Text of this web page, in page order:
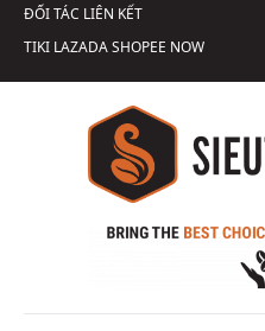
ĐỐI TÁC LIÊN KẾT
TIKI LAZADASHOPEE NOW